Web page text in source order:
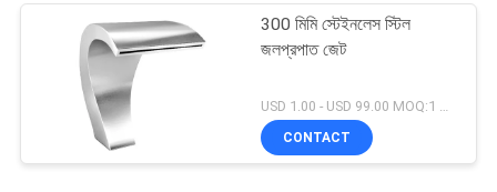
300 মিমি স্টেইনলেস স্টিল
জলপ্রপাত জেট
CONTACT